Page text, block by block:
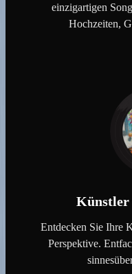
einzigartigen
Hochzeiten,
Künstler
Entdecken Sie Ihre
Perspektive.